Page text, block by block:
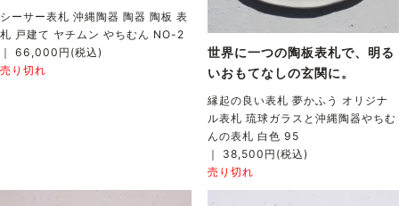
シーサー表札 沖縄陶器 陶器 陶板 表
札 戸建て ヤチムン やちむん NO-2
｜ 66,000円(税込)
売り切れ
世界に一つの陶板表札で、明る
いおもてなしの玄関に。
縁起の良い表札 夢かふう オリジナ
ル表札 琉球ガラスと沖縄陶器やちむ
んの表札 白色 95
｜ 38,500円(税込)
売り切れ